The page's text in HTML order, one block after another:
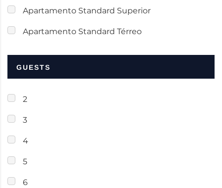
Apartamento Standard Superior
Apartamento Standard Térreo
GUESTS
2
3
4
5
6